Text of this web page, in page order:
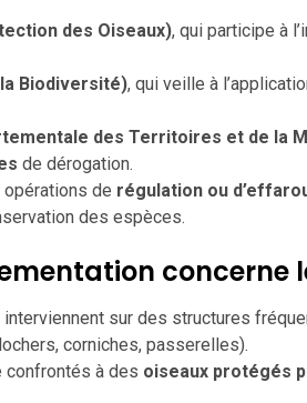
des Oiseaux), qui participe à
la Biodiversité), qui veille à
des Territoires et de la
de dérogation.
opérations de régulation ou
des espèces.
concerne
sur des structures
corniches, passerelles).
confrontés à des oiseaux protégés